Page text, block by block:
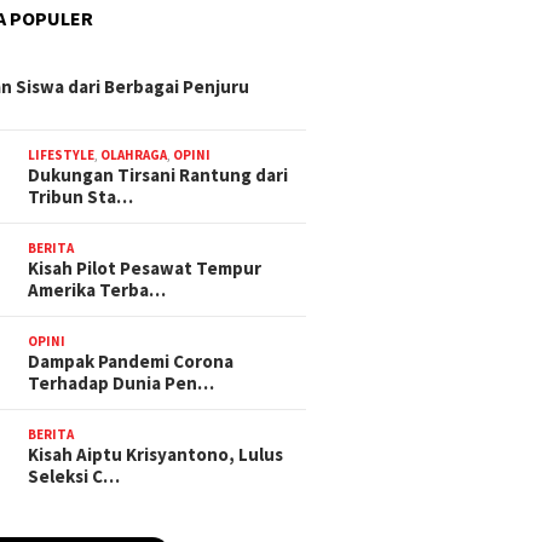
POPULER
Siswa dari Berbagai Penjuru
LIFESTYLE OLAHRAGA OPINI
Dukungan Tirsani Rantung dari
Tribun Sta…
BERITA
Kisah Pilot Pesawat Tempur
Amerika Terba…
OPINI
Dampak Pandemi Corona
Terhadap Dunia Pen…
BERITA
Kisah Aiptu Krisyantono, Lulus
Seleksi C…